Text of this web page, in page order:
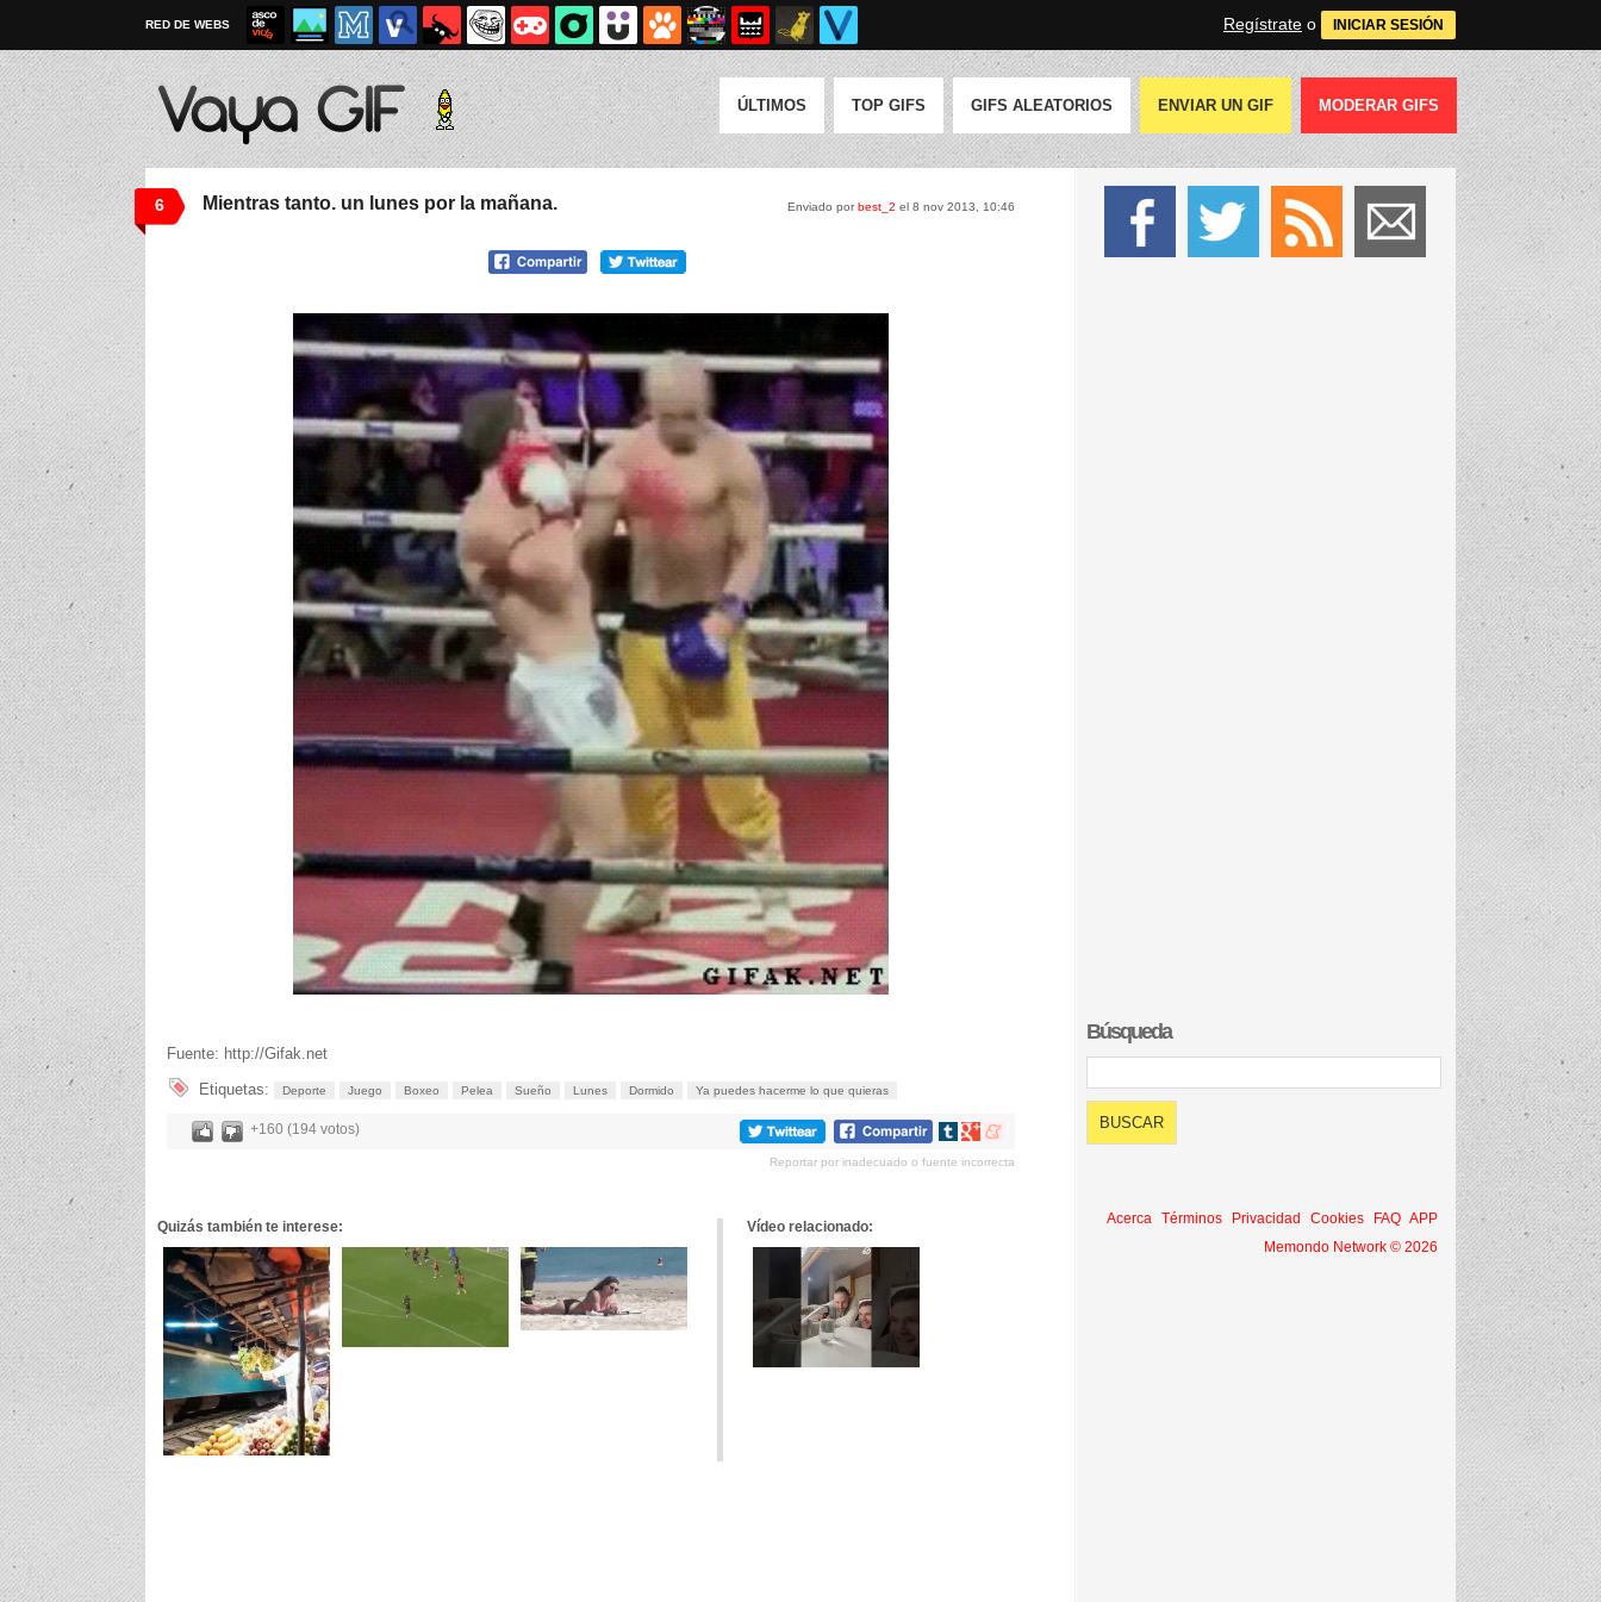
RED DE WEBS Regístrate o INICIAR SESIÓN
ÚLTIMOS TOP GIFS GIFS ALEATORIOS ENVIAR UN GIF MODERAR GIFS
6 Enviado porbest_2 el 8 nov 2013, 10:46
Mientras tanto. un lunes por la mañana.
Fuente: http://Gifak.net
Etiquetas:
Deporte Juego Boxeo Pelea Sueño Lunes Dormido Ya puedes hacerme lo que quieras
+160 (194 votos)
Compartir
tumblr
Compartir
Google+
Compartir
meneame
Reportar por inadecuado o fuente incorrecta
Quizás también te interese: Vídeo relacionado:
Búsqueda
Acerca Términos Privacidad Cookies FAQ APP
Memondo Network © 2026